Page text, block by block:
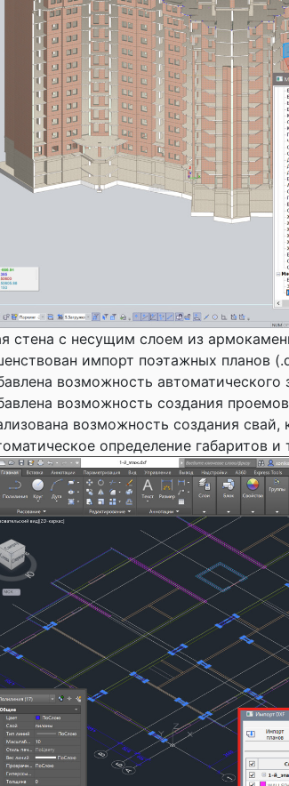
стена с несущим слоем из
импорт поэтажных планов
возможность
возможность создания
возможность создания
определение габаритов